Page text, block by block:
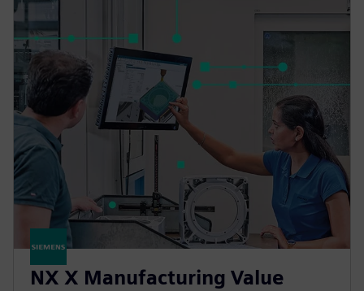
NX X Manufacturing Value